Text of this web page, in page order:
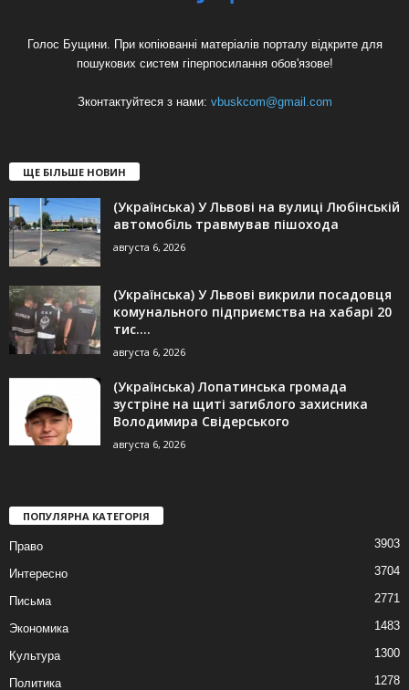
Голос Бущини. При копіюванні матеріалів порталу відкрите для
пошукових систем гіперпосилання обов'язове!
Зконтактуйтеся з нами: vbuskcom@gmail.com
ЩЕ БІЛЬШЕ НОВИН
(Українська) У Львові на вулиці Любінській
автомобіль травмував пішохода
августа 6, 2026
(Українська) У Львові викрили посадовця
комунального підприємства на хабарі 20
тис....
августа 6, 2026
(Українська) Лопатинська громада
зустріне на щиті загиблого захисника
Володимира Свідерського
августа 6, 2026
ПОПУЛЯРНА КАТЕГОРІЯ
Право 3903
Интересно 3704
Письма 2771
Экономика 1483
Культура 1300
Политика 1278